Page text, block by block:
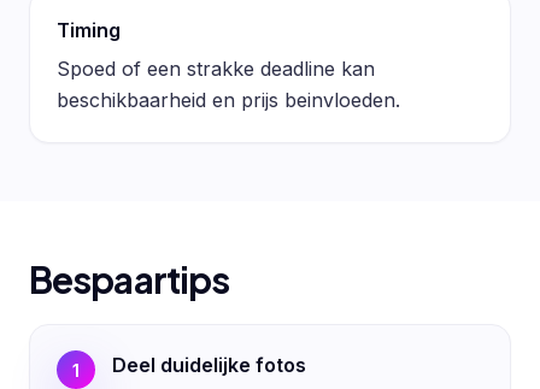
Timing
Spoed of een strakke deadline kan
beschikbaarheid en prijs beinvloeden.
Bespaartips
1
Deel duidelijke fotos